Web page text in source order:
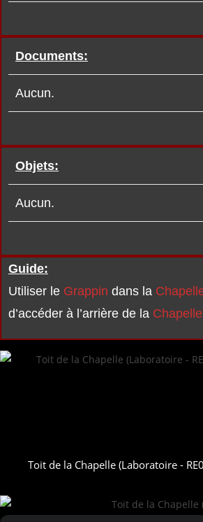
Documents:
Aucun.
Objets:
Aucun.
Guide:
Utiliser le Grappin dans la
d’accéder à l’arrière de la Chapelle
Toit de la Chapelle (Laboratoire -